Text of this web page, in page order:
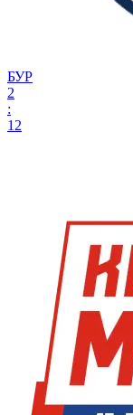
БУР
2
:
12